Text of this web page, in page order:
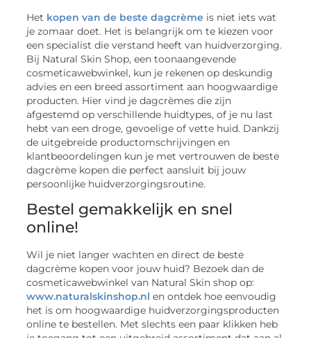
Het kopen van de beste dagcrème is niet iets wat
je zomaar doet. Het is belangrijk om te kiezen voor
een specialist die verstand heeft van huidverzorging.
Bij Natural Skin Shop, een toonaangevende
cosmeticawebwinkel, kun je rekenen op deskundig
advies en een breed assortiment aan hoogwaardige
producten. Hier vind je dagcrèmes die zijn
afgestemd op verschillende huidtypes, of je nu last
hebt van een droge, gevoelige of vette huid. Dankzij
de uitgebreide productomschrijvingen en
klantbeoordelingen kun je met vertrouwen de beste
dagcrème kopen die perfect aansluit bij jouw
persoonlijke huidverzorgingsroutine.
Bestel gemakkelijk en snel
online!
Wil je niet langer wachten en direct de beste
dagcrème kopen voor jouw huid? Bezoek dan de
cosmeticawebwinkel van Natural Skin shop op:
www.naturalskinshop.nl en ontdek hoe eenvoudig
het is om hoogwaardige huidverzorgingsproducten
online te bestellen. Met slechts een paar klikken heb